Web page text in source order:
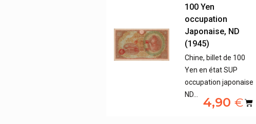
100 Yen
occupation
Japonaise, ND
(1945)
Chine, billet de 100
Yen en état SUP
occupation japonaise
ND…
4,90 €